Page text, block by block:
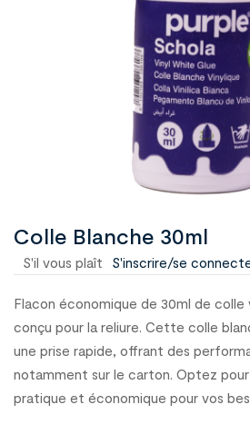
Colle Blanche 30ml
S'il vous plaît S'inscrire/se
Flacon économique de 30ml de
conçu pour la reliure. Cette colle
une prise rapide, offrant des
notamment sur le carton. Optez
pratique et économique pour vos